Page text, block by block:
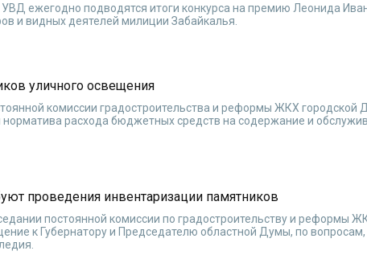
ежегодно подводятся итоги конкурса на премию Леонида
и видных деятелей милиции Забайкалья.
уличного освещения
комиссии градостроительства и реформы ЖКХ городской
норматива расхода бюджетных средств на содержание и
проведения инвентаризации памятников
постоянной комиссии по градостроительству и реформы
к Губернатору и Председателю областной Думы, по